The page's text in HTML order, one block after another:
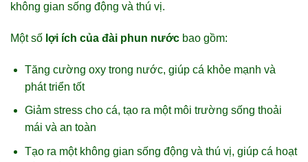
không gian sống động và thú vị.
Một số lợi ích của đài phun nước bao gồm:
Tăng cường oxy trong nước, giúp cá khỏe mạnh và
phát triển tốt
Giảm stress cho cá, tạo ra một môi trường sống thoải
mái và an toàn
Tạo ra một không gian sống động và thú vị, giúp cá hoạt